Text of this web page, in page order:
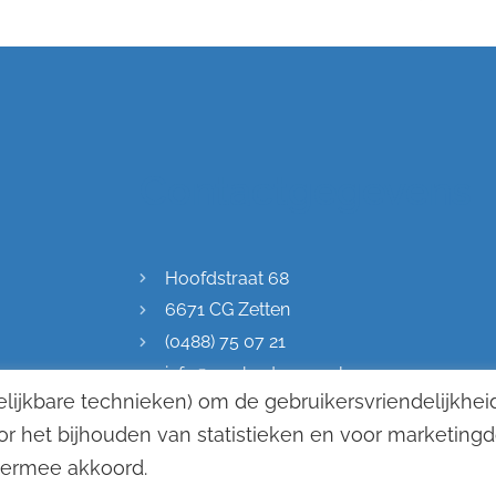
kinderen kunnen creëren. Het zou een ideale hoek
Hoofdstraat 68
6671 CG Zetten
(0488) 75 07 21
info@remkostevens.nl
KVK: 70471576
technieken) om de
het bijhouden van statistieken en voor
akkoord.